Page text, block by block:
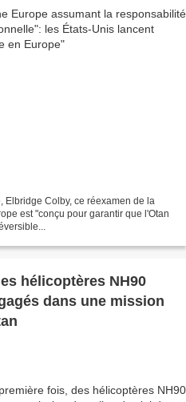
Elbridge Colby, ce réexamen de la
est "conçu pour garantir que l'Otan
hélicoptères NH90
dans une mission